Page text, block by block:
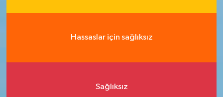
Hassaslar için sağlıksız
Sağlıksız